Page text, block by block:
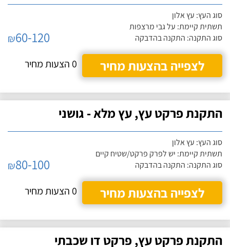
סוג העץ: עץ אלון
תשתית קיימת: על גבי מרצפות
סוג התקנה: התקנה בהדבקה
₪60-120
לצפייה בהצעות מחיר
0 הצעות מחיר
התקנת פרקט עץ, עץ מלא - גושני
סוג העץ: עץ אלון
תשתית קיימת: יש לפרק פרקט/שטיח קיים
סוג התקנה: התקנה בהדבקה
₪80-100
לצפייה בהצעות מחיר
0 הצעות מחיר
התקנת פרקט עץ, פרקט דו שכבתי